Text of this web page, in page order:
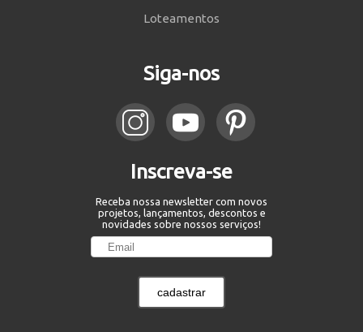
Loteamentos
Siga-nos
Inscreva-se
Receba nossa newsletter com novos
projetos, lançamentos, descontos e
novidades sobre nossos serviços!
cadastrar